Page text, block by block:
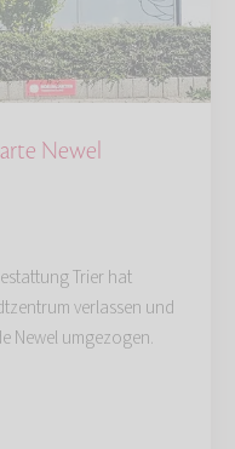
Newel
Trier hat
verlassen und
Newel umgezogen.